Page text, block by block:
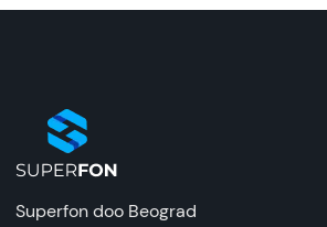
Superfon doo Beograd